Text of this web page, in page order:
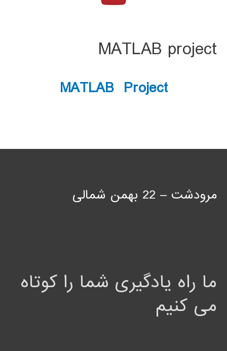
MATLAB project
MATLAB Project
مرودشت – 22 بهمن شمالی
ما راه یادگیری شما را کوتاه
می کنیم